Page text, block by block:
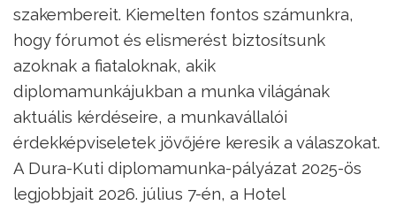
szakembereit. Kiemelten fontos számunkra,
hogy fórumot és elismerést biztosítsunk
azoknak a fiataloknak, akik
diplomamunkájukban a munka világának
aktuális kérdéseire, a munkavállalói
érdekképviseletek jövőjére keresik a válaszokat.
A Dura-Kuti diplomamunka-pályázat 2025-ös
legjobbjait 2026. július 7-én, a Hotel